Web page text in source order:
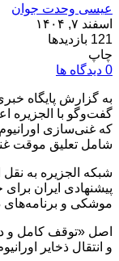
عیسی وحدت جوان
اسفند ۷, ۱۴۰۴
121 بازدیدها
چاپ
0 دیدگاه ها
به گزارش پایگاه
گفت‌وگو با الجزیره
که غنی‌سازی
شامل تعلیق موقت
شبکه الجزیره به
پیشنهادی ایران
موشکی و برنامه‌های
اصل «توقف کامل و
و انتقال ذخایر